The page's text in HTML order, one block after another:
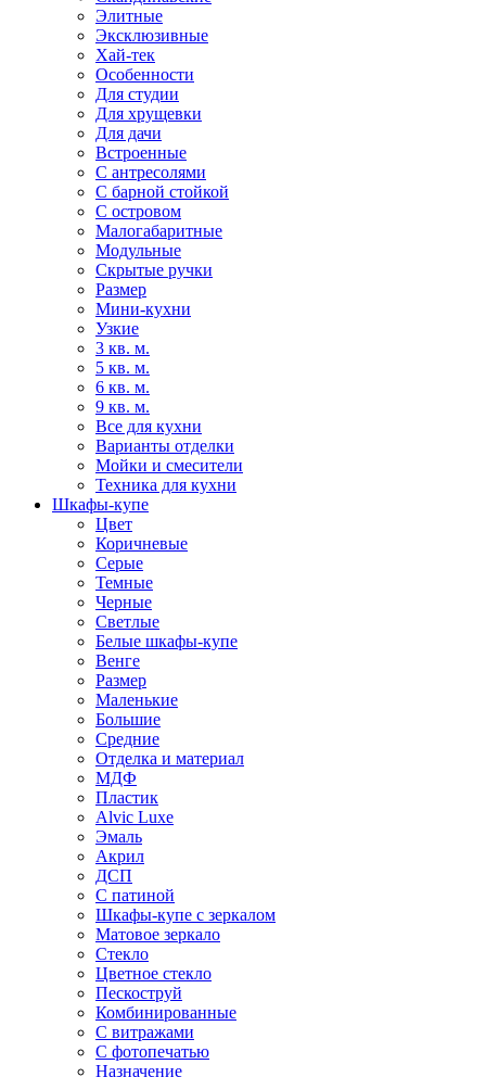
Элитные
Эксклюзивные
Хай-тек
Особенности
Для студии
Для хрущевки
Для дачи
Встроенные
С антресолями
С барной стойкой
С островом
Малогабаритные
Модульные
Скрытые ручки
Размер
Мини-кухни
Узкие
3 кв. м.
5 кв. м.
6 кв. м.
9 кв. м.
Все для кухни
Варианты отделки
Мойки и смесители
Техника для кухни
Шкафы-купе
Цвет
Коричневые
Серые
Темные
Черные
Светлые
Белые шкафы-купе
Венге
Размер
Маленькие
Большие
Средние
Отделка и материал
МДФ
Пластик
Alvic Luxe
Эмаль
Акрил
ДСП
С патиной
Шкафы-купе с зеркалом
Матовое зеркало
Стекло
Цветное стекло
Пескоструй
Комбинированные
С витражами
С фотопечатью
Назначение